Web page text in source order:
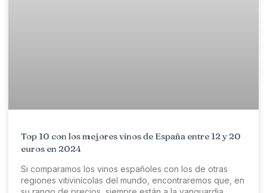
Top 10 con los mejores vinos de España entre 12 y 20
euros en 2024
Si comparamos los vinos españoles con los de otras
regiones vitivinícolas del mundo, encontraremos que, en